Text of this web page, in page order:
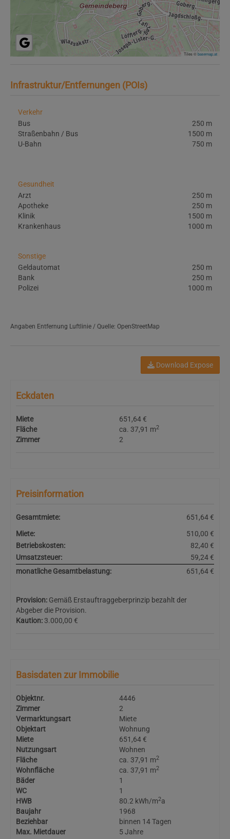
Tiles ©basemap.at
Infrastruktur/Entfernungen (POIs)
Verkehr
Bus
250 m
Straßenbahn / Bus
1500 m
U-Bahn
750 m
Gesundheit
Arzt
250 m
Apotheke
250 m
Klinik
1500 m
Krankenhaus
1000 m
Sonstige
Geldautomat
250 m
Bank
250 m
Polizei
1000 m
Angaben Entfernung Luftlinie / Quelle: OpenStreetMap
Download Expose
Eckdaten
Miete
651,64 €
Fläche
ca. 37,91 m2
Zimmer 2
Preisinformation
Gesamtmiete:
651,64 €
Miete:
510,00 €
Betriebskosten:
82,40 €
Umsatzsteuer:
59,24 €
monatliche Gesamtbelastung:
651,64 €
Provision: Gemäß Erstauftraggeberprinzip bezahlt der
Abgeber die Provision.
Kaution: 3.000,00 €
Basisdaten zur Immobilie
Objektnr.
4446
Zimmer
2
Vermarktungsart
Miete
Objektart
Wohnung
Miete
651,64 €
Nutzungsart
Wohnen
Fläche
ca. 37,91 m2
Wohnfläche ca. 37,91 m2
Bäder
1
WC
1
HWB
80.2 kWh/m2a
Baujahr
1968
Beziehbar
binnen 14 Tagen
Max. Mietdauer
5 Jahre